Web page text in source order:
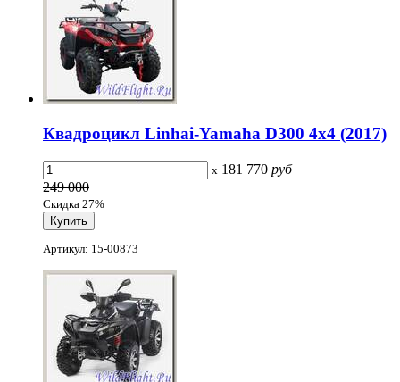
Квадроцикл Linhai-Yamaha D300 4x4 (2017)
x 181 770 руб
249 000
Скидка 27%
Артикул: 15-00873